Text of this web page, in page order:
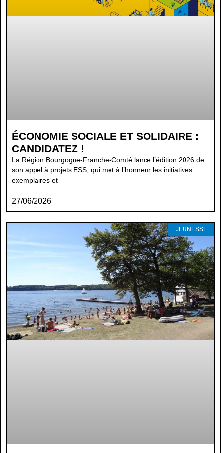
ÉCONOMIE SOCIALE ET SOLIDAIRE :
CANDIDATEZ !
La Région Bourgogne-Franche-Comté lance l’édition 2026 de
son appel à projets ESS, qui met à l’honneur les initiatives
exemplaires et
27/06/2026
JEUNESSE